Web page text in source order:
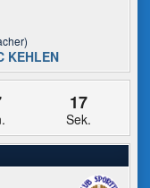
KEHLEN
16
Sek.